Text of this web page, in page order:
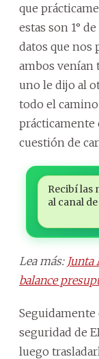
que
estas son 1°
datos que nos
ambos venían
uno le dijo al
todo el
prácticamente
cuestión de
Recibí las
al canal
Lea más: Junta
balance
seguridad de
luego